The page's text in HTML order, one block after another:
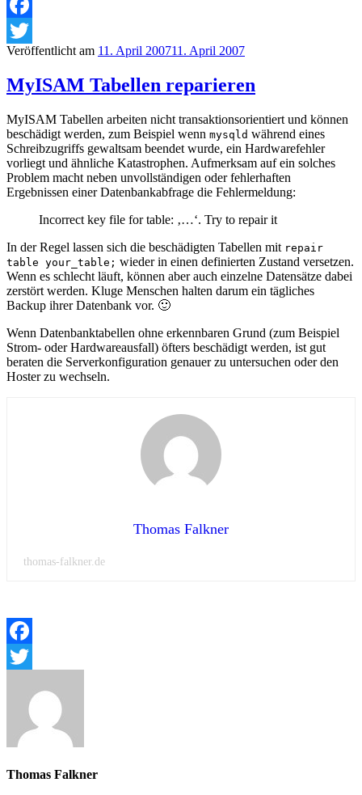
Facebook
Twitter
Veröffentlicht am 11. April 200711. April 2007
MyISAM Tabellen reparieren
MyISAM Tabellen arbeiten nicht transaktionsorientiert und können
beschädigt werden, zum Beispiel wenn mysqld während eines
Schreibzugriffs gewaltsam beendet wurde, ein Hardwarefehler
vorliegt und ähnliche Katastrophen. Aufmerksam auf ein solches
Problem macht neben unvollständigen oder fehlerhaften
Ergebnissen einer Datenbankabfrage die Fehlermeldung:
Incorrect key file for table: ‚…‘. Try to repair it
In der Regel lassen sich die beschädigten Tabellen mit repair
table your_table; wieder in einen definierten Zustand versetzen.
Wenn es schlecht läuft, können aber auch einzelne Datensätze dabei
zerstört werden. Kluge Menschen halten darum ein tägliches
Backup ihrer Datenbank vor. 🙂
Wenn Datenbanktabellen ohne erkennbaren Grund (zum Beispiel
Strom- oder Hardwareausfall) öfters beschädigt werden, ist gut
beraten die Serverkonfiguration genauer zu untersuchen oder den
Hoster zu wechseln.
Thomas Falkner
thomas-falkner.de
Facebook
Thomas Falkner